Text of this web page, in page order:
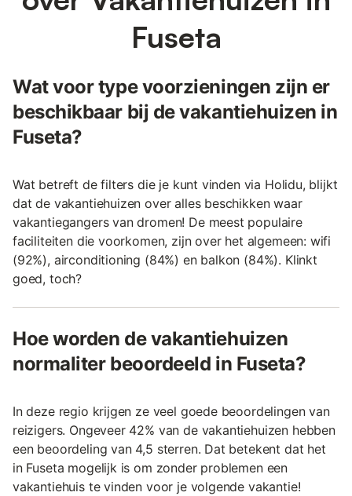
Fuseta
Wat voor type voorzieningen zijn er
beschikbaar bij de vakantiehuizen in
Fuseta?
Wat betreft de filters die je kunt vinden via Holidu, blijkt
dat de vakantiehuizen over alles beschikken waar
vakantiegangers van dromen! De meest populaire
faciliteiten die voorkomen, zijn over het algemeen: wifi
(92%), airconditioning (84%) en balkon (84%). Klinkt
goed, toch?
Hoe worden de vakantiehuizen
normaliter beoordeeld in Fuseta?
In deze regio krijgen ze veel goede beoordelingen van
reizigers. Ongeveer 42% van de vakantiehuizen hebben
een beoordeling van 4,5 sterren. Dat betekent dat het
in Fuseta mogelijk is om zonder problemen een
vakantiehuis te vinden voor je volgende vakantie!